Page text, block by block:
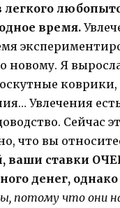
легкого
время.
новому. Я
Увлечения
Сейчас
что вы
ваши ставки
денег,
потому что они